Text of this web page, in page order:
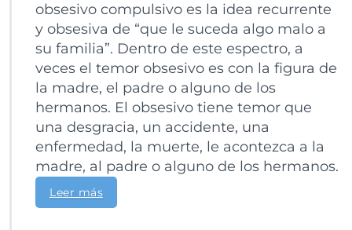
obsesivo compulsivo es la idea recurrente
y obsesiva de “que le suceda algo malo a
su familia”. Dentro de este espectro, a
veces el temor obsesivo es con la figura de
la madre, el padre o alguno de los
hermanos. El obsesivo tiene temor que
una desgracia, un accidente, una
enfermedad, la muerte, le acontezca a la
madre, al padre o alguno de los hermanos.
Leer más